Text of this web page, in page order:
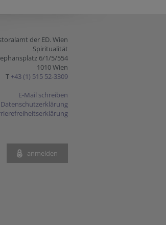
der ED. Wien
Spiritualität
6/1/5/554
1010 Wien
T +43 (1) 515 52-3309
E-Mail schreiben
Datenschutzerklärung
anmelden